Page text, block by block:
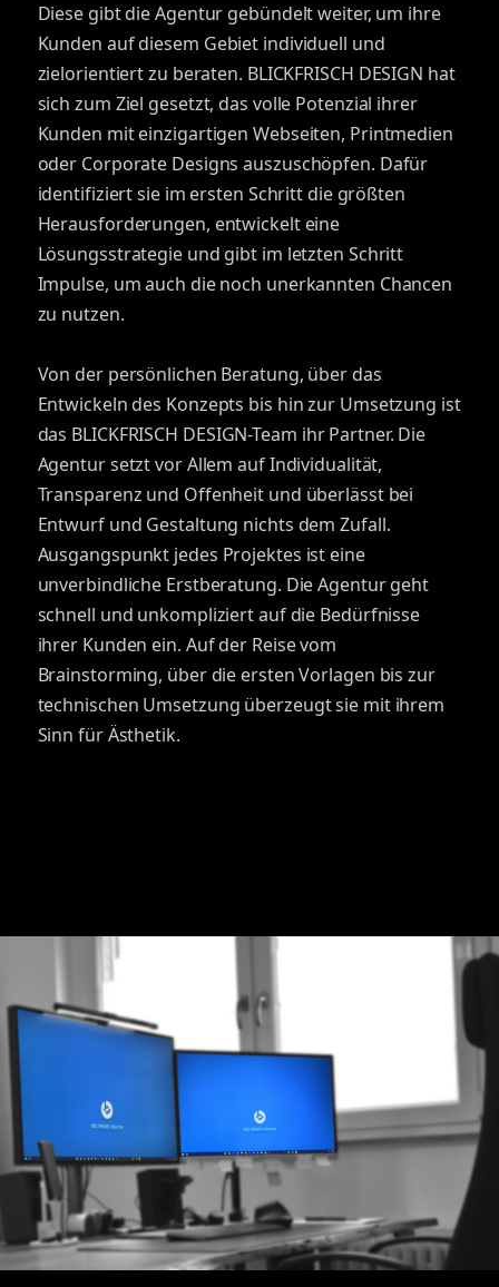
Diese gibt die Agentur gebündelt weiter, um ihre
Kunden auf diesem Gebiet individuell und
zielorientiert zu beraten. BLICKFRISCH DESIGN hat
sich zum Ziel gesetzt, das volle Potenzial ihrer
Kunden mit einzigartigen Webseiten, Printmedien
oder Corporate Designs auszuschöpfen. Dafür
identifiziert sie im ersten Schritt die größten
Herausforderungen, entwickelt eine
Lösungsstrategie und gibt im letzten Schritt
Impulse, um auch die noch unerkannten Chancen
zu nutzen.
Von der persönlichen Beratung, über das
Entwickeln des Konzepts bis hin zur Umsetzung ist
das BLICKFRISCH DESIGN-Team ihr Partner. Die
Agentur setzt vor Allem auf Individualität,
Transparenz und Offenheit und überlässt bei
Entwurf und Gestaltung nichts dem Zufall.
Ausgangspunkt jedes Projektes ist eine
unverbindliche Erstberatung. Die Agentur geht
schnell und unkompliziert auf die Bedürfnisse
ihrer Kunden ein. Auf der Reise vom
Brainstorming, über die ersten Vorlagen bis zur
technischen Umsetzung überzeugt sie mit ihrem
Sinn für Ästhetik.